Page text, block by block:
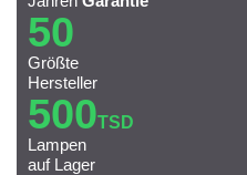
50
Größte
Hersteller
500TSD
Lampen
auf Lager